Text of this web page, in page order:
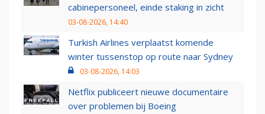
cabinepersoneel, einde staking in zicht
03-08-2026, 14:40
Turkish Airlines verplaatst komende
winter tussenstop op route naar Sydney
03-08-2026, 14:03
Netflix publiceert nieuwe documentaire
over problemen bij Boeing